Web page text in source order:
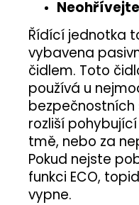
Řídící jednotka
vybavena
čidlem. Toto
používá u
bezpečnostních
rozliší
tmě, nebo za
Pokud nejste
funkci ECO,
vypne.